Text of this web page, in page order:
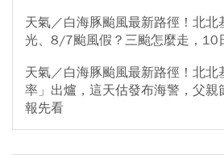
天氣／白海豚颱風最新路徑！北北
光、8/7颱風假？三颱怎麼走，10
天氣／白海豚颱風最新路徑！北北
率」出爐，這天估發布海警，父親
報先看